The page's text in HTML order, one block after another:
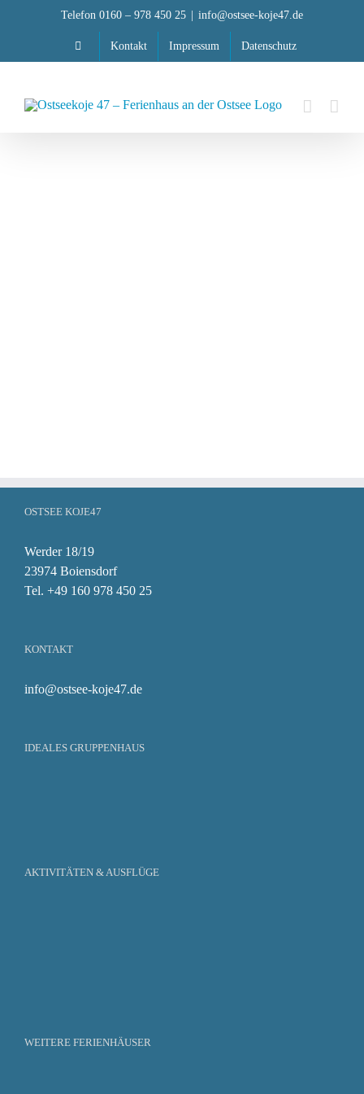
Telefon 0160 – 978 450 25 info@ostsee-koje47.de
Kontakt Impressum Datenschutz
OSTSEE KOJE47
Werder 18/19
23974 Boiensdorf
Tel. +49 160 978 450 25
KONTAKT
info@ostsee-koje47.de
IDEALES GRUPPENHAUS
AKTIVITÄTEN & AUSFLÜGE
WEITERE FERIENHÄUSER